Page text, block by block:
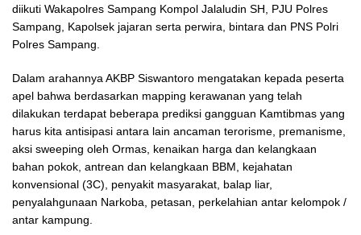
diikuti Wakapolres Sampang Kompol Jalaludin SH, PJU Polres
Sampang, Kapolsek jajaran serta perwira, bintara dan PNS Polri
Polres Sampang.
Dalam arahannya AKBP Siswantoro mengatakan kepada peserta
apel bahwa berdasarkan mapping kerawanan yang telah
dilakukan terdapat beberapa prediksi gangguan Kamtibmas yang
harus kita antisipasi antara lain ancaman terorisme, premanisme,
aksi sweeping oleh Ormas, kenaikan harga dan kelangkaan
bahan pokok, antrean dan kelangkaan BBM, kejahatan
konvensional (3C), penyakit masyarakat, balap liar,
penyalahgunaan Narkoba, petasan, perkelahian antar kelompok /
antar kampung.